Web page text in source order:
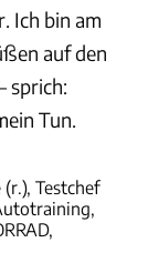
Ich bin am
auf den
sprich:
Tun.
(r.), Testchef